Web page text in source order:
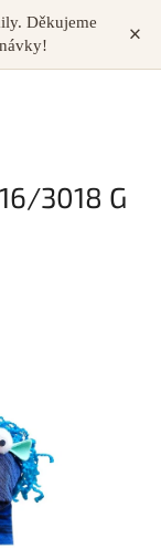
Děkujeme
×
3018 G